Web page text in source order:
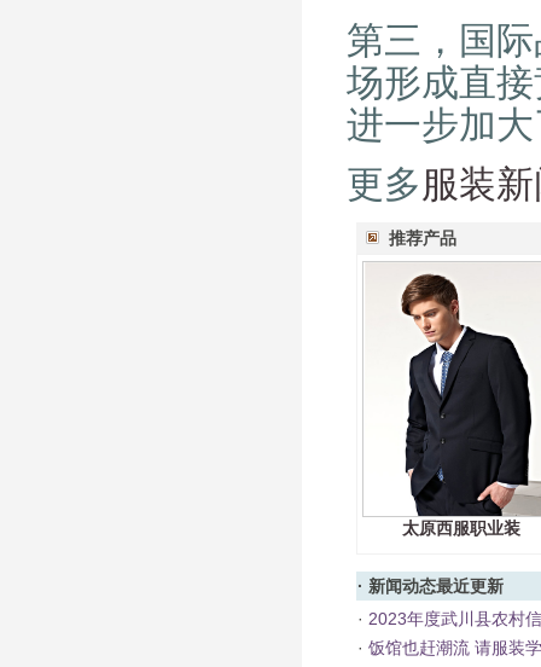
第三，国
场形成直
进一步加
更多服装
推荐产品
太原西服职业装
· 新闻动态最近更新
· 2023年度武川县农村
· 饭馆也赶潮流 请服装